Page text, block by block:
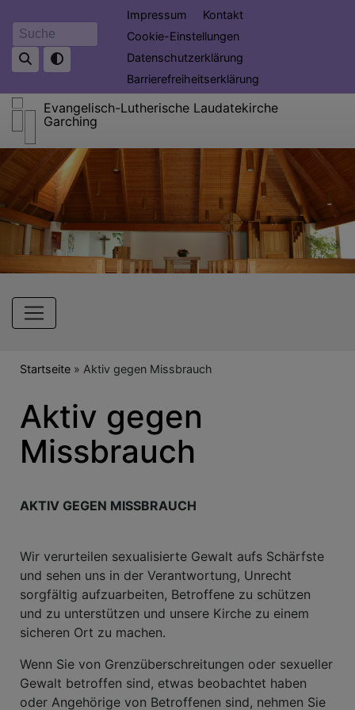
zum
Inhalt
Suche
Fußbereichsmenü
Impressum
Kontakt
Cookie-Einstellungen
Datenschutzerklärung
Barrierefreiheitserklärung
Evangelisch-Lutherische Laudatekirche
Garching
Hauptnavigation
Breadcrumb
Startseite Aktiv gegen Missbrauch
Aktiv gegen
Missbrauch
AKTIV GEGEN MISSBRAUCH
Wir verurteilen sexualisierte Gewalt aufs Schärfste
und sehen uns in der Verantwortung, Unrecht
sorgfältig aufzuarbeiten, Betroffene zu schützen
und zu unterstützen und unsere Kirche zu einem
sicheren Ort zu machen.
Wenn Sie von Grenzüberschreitungen oder sexueller
Gewalt betroffen sind, etwas beobachtet haben
oder Angehörige von Betroffenen sind, nehmen Sie